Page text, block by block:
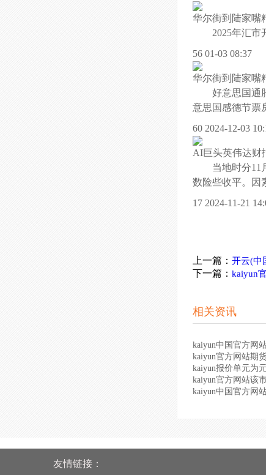
华尔街到陆家嘴
2025年汇市
56 01-03 08:37
华尔街到陆家嘴
好意思国通
意思国感德节票
60 2024-12-03
AI巨头英伟达财
当地时分11
数险些收平。因
17 2024-11-21
上一篇： 开云(中
下一篇： kaiyun
相关资讯
kaiyun中国官方网
kaiyun官方网站期
kaiyun报价单元为
kaiyun官方网站该
kaiyun中国官方网
友情链接：